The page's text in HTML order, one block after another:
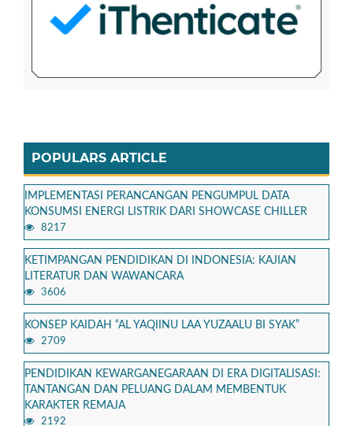
POPULARS ARTICLE
IMPLEMENTASI PERANCANGAN PENGUMPUL DATA
KONSUMSI ENERGI LISTRIK DARI SHOWCASE CHILLER
8217
KETIMPANGAN PENDIDIKAN DI INDONESIA: KAJIAN
LITERATUR DAN WAWANCARA
3606
KONSEP KAIDAH “AL YAQIINU LAA YUZAALU BI SYAK”
2709
PENDIDIKAN KEWARGANEGARAAN DI ERA DIGITALISASI:
TANTANGAN DAN PELUANG DALAM MEMBENTUK
KARAKTER REMAJA
2192